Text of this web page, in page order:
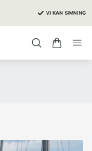
✓ VI KAN SIMNING